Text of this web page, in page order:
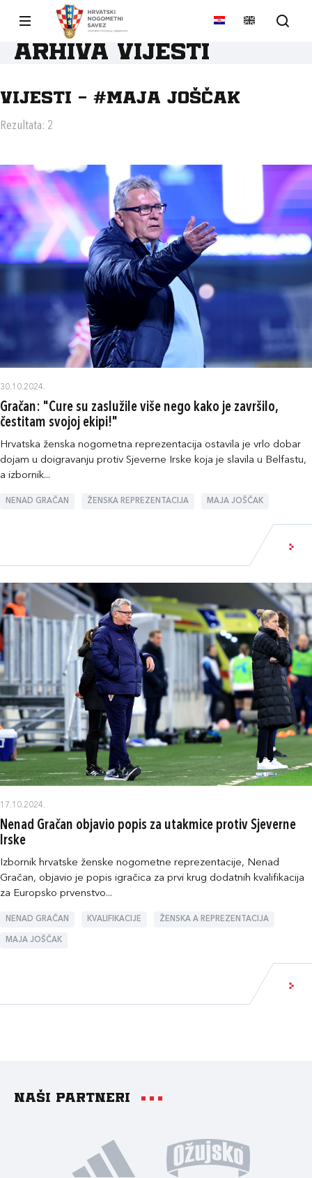
Arhiva vijesti
Vijesti - #MAJA JOŠČAK
Rezultata: 2
30.10.2024.
Gračan: "Cure su zaslužile više nego kako je završilo,
čestitam svojoj ekipi!"
Hrvatska ženska nogometna reprezentacija ostavila je vrlo dobar
dojam u doigravanju protiv Sjeverne Irske koja je slavila u Belfastu,
a izbornik...
NENAD GRAČAN ŽENSKA REPREZENTACIJA MAJA JOŠČAK
17.10.2024.
Nenad Gračan objavio popis za utakmice protiv Sjeverne
Irske
Izbornik hrvatske ženske nogometne reprezentacije, Nenad
Gračan, objavio je popis igračica za prvi krug dodatnih kvalifikacija
za Europsko prvenstvo...
NENAD GRAČAN KVALIFIKACIJE ŽENSKA A REPREZENTACIJA
MAJA JOŠČAK
Naši partneri